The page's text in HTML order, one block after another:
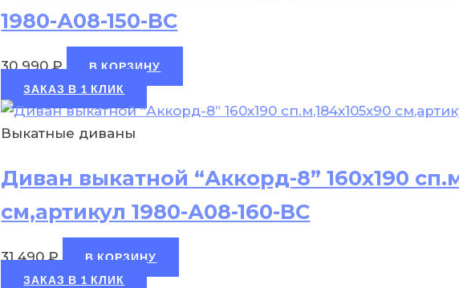
1980-А08-150-ВС
30 990₽
В КОРЗИНУ
ЗАКАЗ В 1 КЛИК
Выкатные диваны
Диван выкатной “Аккорд-8” 160х190
см,артикул 1980-А08-160-ВС
31 490₽
В КОРЗИНУ
ЗАКАЗ В 1 КЛИК